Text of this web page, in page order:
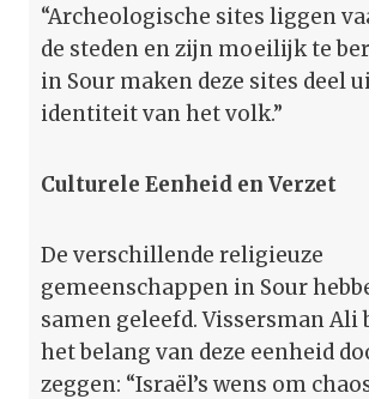
“Archeologische sites liggen
de steden en zijn moeilijk te
in Sour maken deze sites deel
identiteit van het volk.”
Culturele Eenheid en Verzet
De verschillende religieuze
gemeenschappen in Sour
samen geleefd. Vissersman Ali
het belang van deze eenheid
zeggen: “Israël’s wens om